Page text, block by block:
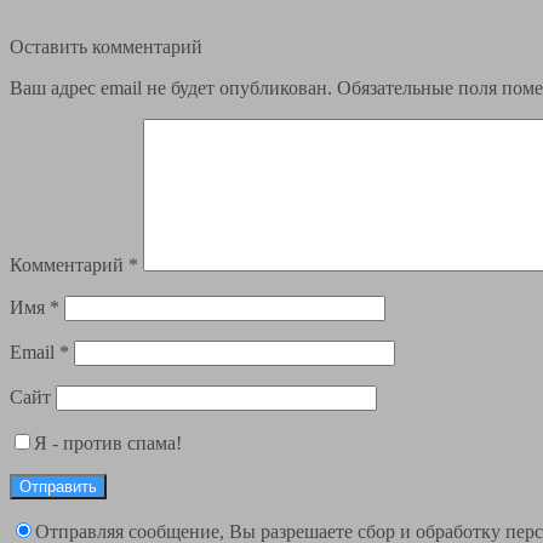
Оставить комментарий
Ваш адрес email не будет опубликован. Обязательные поля
Комментарий *
Имя *
Email *
Сайт
Я - против спама!
Отправляя сообщение, Вы разрешаете сбор и обработку